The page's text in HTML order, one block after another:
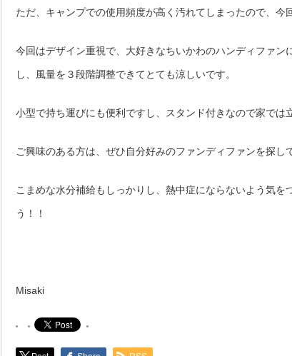
ただ、キャンプでの使用頻度が高く汚れてしまったので、今
今回はデザイン重視で、大好きなちいかわのハンディファン
し、風量を３段階調整できてとても涼しいです。
小型で持ち運びにも便利ですし、スタンド付きなので家では
ご興味のある方は、ぜひ自分好みのファンディファンを探し
こまめな水分補給もしっかりし、熱中症にならないよう気を
う！！
Misaki